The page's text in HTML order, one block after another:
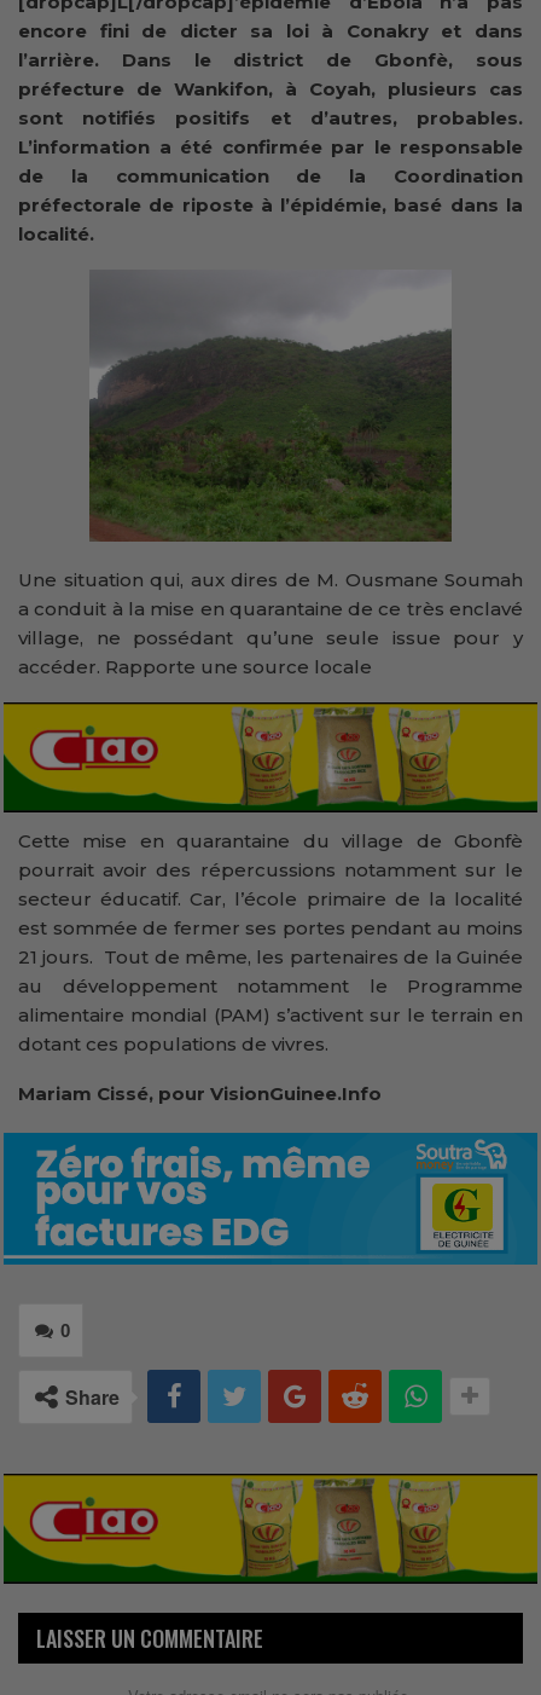
encore fini de dicter sa loi à Conakry et dans
l’arrière. Dans le district de Gbonfè, sous
préfecture de Wankifon, à Coyah, plusieurs cas
sont notifiés positifs et d’autres, probables.
L’information a été confirmée par le responsable
de la communication de la Coordination
préfectorale de riposte à l’épidémie, basé dans la
localité.
Une situation qui, aux dires de M. Ousmane Soumah
a conduit à la mise en quarantaine de ce très enclavé
village, ne possédant qu’une seule issue pour y
accéder. Rapporte une source locale
Cette mise en quarantaine du village de Gbonfè
pourrait avoir des répercussions notamment sur le
secteur éducatif. Car, l’école primaire de la localité
est sommée de fermer ses portes pendant au moins
21 jours. Tout de même, les partenaires de la Guinée
au développement notamment le Programme
alimentaire mondial (PAM) s’activent sur le terrain en
dotant ces populations de vivres.
Mariam Cissé, pour VisionGuinee.Info
0
Share
LAISSER UN COMMENTAIRE